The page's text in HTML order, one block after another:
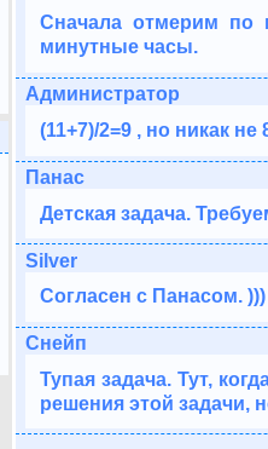
Сначала отмерим по
минутные часы.
Администратор
(11+7)/2=9 , но никак не
Панас
Детская задача.
Silver
Согласен с Панасом. )))
Снейп
Тупая задача. Тут,
решения этой задачи,